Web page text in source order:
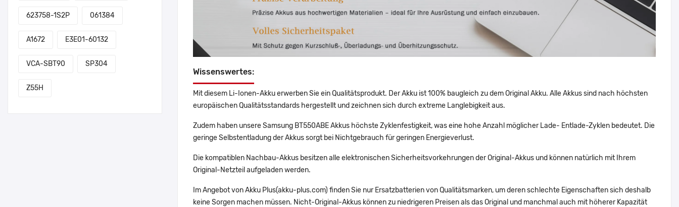
623758-1S2P 061384
A1672 E3E01-60132
VCA-SBT90 SP304
Z55H
Wissenswertes:
Mit diesem Li-Ionen-Akku erwerben Sie ein Qualitätsprodukt. Der Akku ist 100% baugleich zu dem Original Akku. Alle Akkus sind nach höchsten
europäischen Qualitätsstandards hergestellt und zeichnen sich durch extreme Langlebigkeit aus.
Zudem haben unsere Samsung BT550ABE Akkus höchste Zyklenfestigkeit, was eine hohe Anzahl möglicher Lade- Entlade-Zyklen bedeutet. Die
geringe Selbstentladung der Akkus sorgt bei Nichtgebrauch für geringen Energieverlust.
Die kompatiblen Nachbau-Akkus besitzen alle elektronischen Sicherheitsvorkehrungen der Original-Akkus und können natürlich mit Ihrem
Original-Netzteil aufgeladen werden.
Im Angebot von Akku Plus(akku-plus.com) finden Sie nur Ersatzbatterien von Qualitätsmarken, um deren schlechte Eigenschaften sich deshalb
keine Sorgen machen müssen. Nicht-Original-Akkus können zu niedrigeren Preisen als das Original und manchmal auch mit höherer Kapazität